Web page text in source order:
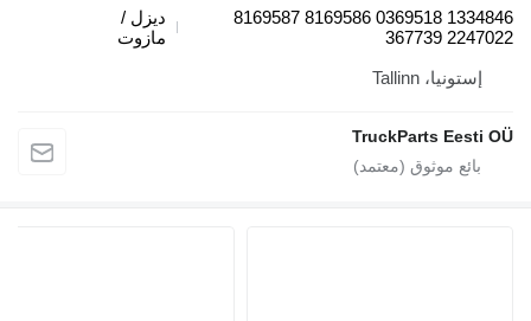
1334846 0369518 8169586 8169587
2247022
ديزل /
مازوت
إستونيا، Tallinn
TruckParts Eesti